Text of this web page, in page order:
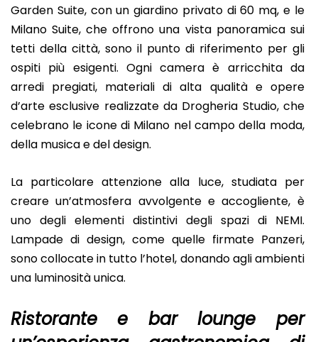
Garden Suite, con un giardino privato di 60 mq, e le
Milano Suite, che offrono una vista panoramica sui
tetti della città, sono il punto di riferimento per gli
ospiti più esigenti. Ogni camera è arricchita da
arredi pregiati, materiali di alta qualità e opere
d’arte esclusive realizzate da Drogheria Studio, che
celebrano le icone di Milano nel campo della moda,
della musica e del design.
La particolare attenzione alla luce, studiata per
creare un’atmosfera avvolgente e accogliente, è
uno degli elementi distintivi degli spazi di NEMI.
Lampade di design, come quelle firmate Panzeri,
sono collocate in tutto l’hotel, donando agli ambienti
una luminosità unica.
Ristorante e bar lounge per